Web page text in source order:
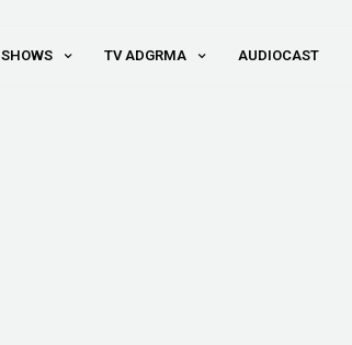
SHOWS TV ADGRMA AUDIOCAST